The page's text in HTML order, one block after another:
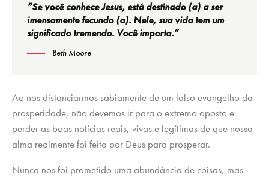
“Se você conhece Jesus, está destinado (a) a ser
imensamente fecundo (a). Nele, sua vida tem um
significado tremendo. Você importa.”
Beth Moore
Ao nos distanciarmos sabiamente de um falso evangelho da
prosperidade, não devemos ir para o extremo oposto e
perder as boas notícias reais, vivas e legítimas de que nossa
alma realmente foi feita por Deus para prosperar.
Nunca nos foi prometido uma abundância de coisas, mas